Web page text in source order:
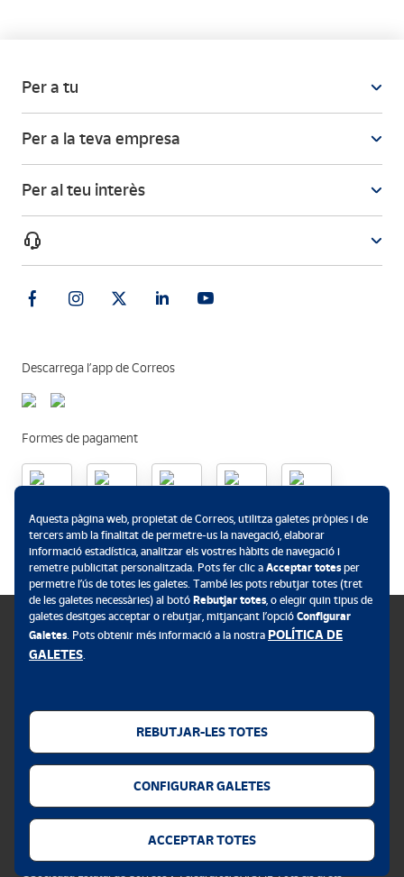
Per a tu
Per a la teva empresa
Per al teu interès
Descarrega l’app de Correos
Formes de pagament
Avís legal
Alerta de seguretat
Accessibilitat
©Sociedad Estatal de Correos y Telégrafos, SA, SME Tots els drets
Aquesta pàgina web, propietat de Correos, utilitza galetes pròpies i de
tercers amb la finalitat de permetre-us la navegació, elaborar
informació estadística, analitzar els vostres hàbits de navegació i
remetre publicitat personalitzada. Pots fer clic a Acceptar totesper
permetre l’ús de totes les galetes. També les pots rebutjar totes (tret
de les galetes necessàries) al botó Rebutjar totes, o elegir quin tipus de
galetes desitges acceptar o rebutjar, mitjançant l’opció Configurar
Galetes. Pots obtenir més informació a la nostra POLÍTICA DE
GALETES.
REBUTJAR-LES TOTES
CONFIGURAR GALETES
ACCEPTAR TOTES